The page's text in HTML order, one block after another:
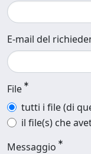
E-mail del
File
tutti i file (di
il file(s) che
Messaggio